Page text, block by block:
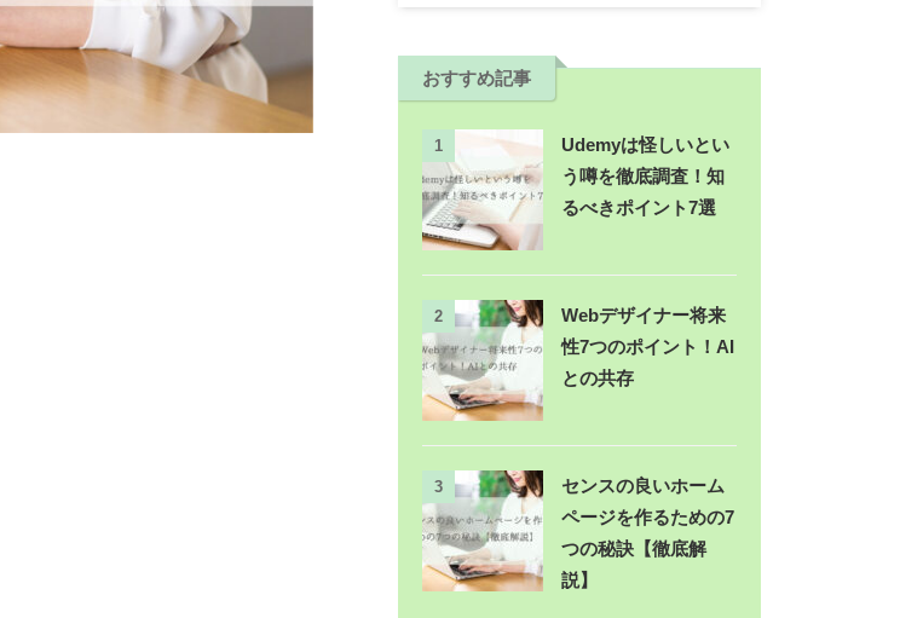
おすすめ記事
1
Udemyは怪しいとい
う噂を徹底調査！知
るべきポイント7選
2
Webデザイナー将来
性7つのポイント！AI
との共存
3
センスの良いホーム
ページを作るための7
つの秘訣【徹底解
説】